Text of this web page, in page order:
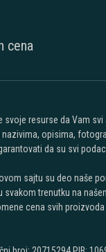
cena
svoje resurse da Vam svi
opisima,
da su svi
sajtu su deo naše
trenutku na
cena svih